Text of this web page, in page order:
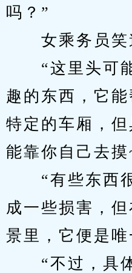
吗？”
女乘务员笑
“这里头可能
趣的东西，它
特定的车厢，
能靠你自己去摸
“有些东西很
成一些损害，
景里，它便是唯
“不过，具体